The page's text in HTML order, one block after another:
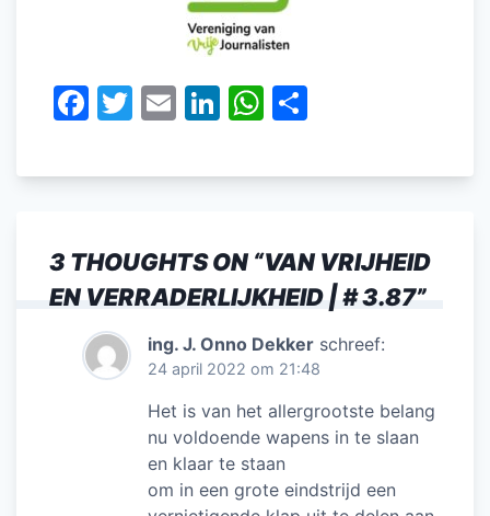
F
c
b
o
o
k
T
itt
E
ai
Li
k
dI
n
W
at
A
p
p
e
3 THOUGHTS ON “VAN VRIJHEID
EN VERRADERLIJKHEID | # 3.87”
ing. J. Onno Dekker schreef:
24 april 2022 om 21:48
Het is van het allergrootste belang
nu voldoende wapens in te slaan
en klaar te staan
om in een grote eindstrijd een